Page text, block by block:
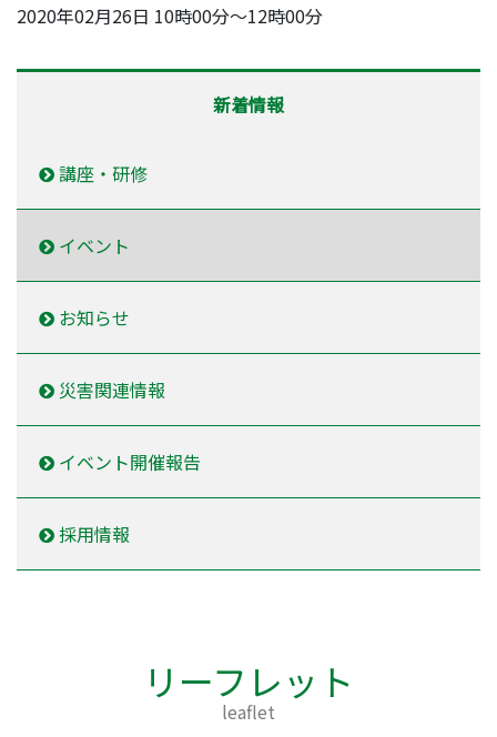
2020年02月26日 10時00分～12時00分
新着情報
講座・研修
イベント
お知らせ
災害関連情報
イベント開催報告
採用情報
リーフレット
leaflet